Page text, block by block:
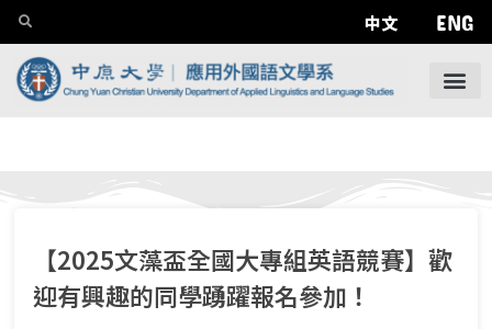
中文 ENG
【2025文藻盃全國大專組英語競賽】歡
迎有興趣的同學踴躍報名參加！